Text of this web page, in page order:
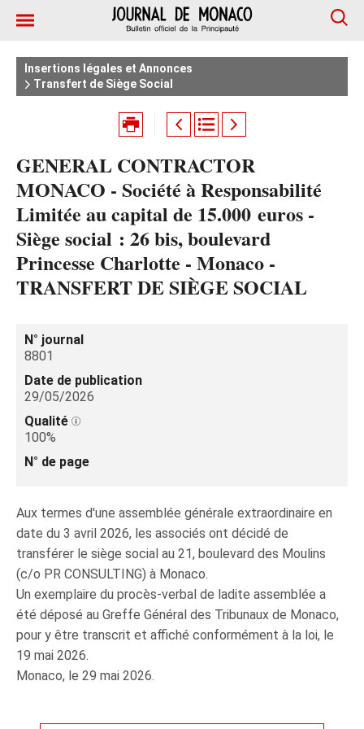
Insertions légales et Annonces
Transfert de Siège Social
GENERAL CONTRACTOR
MONACO - Société à Responsabilité
Limitée au capital de 15.000 euros -
Siège social : 26 bis, boulevard
Princesse Charlotte - Monaco -
TRANSFERT DE SIÈGE SOCIAL
N° journal
8801
Date de publication
29/05/2026
Qualité
100%
N° de page
Aux termes d'une assemblée générale extraordinaire en
date du 3 avril 2026, les associés ont décidé de
transférer le siège social au 21, boulevard des Moulins
(c/o PR CONSULTING) à Monaco.
Un exemplaire du procès-verbal de ladite assemblée a
été déposé au Greffe Général des Tribunaux de Monaco,
pour y être transcrit et affiché conformément à la loi, le
19 mai 2026.
Monaco, le 29 mai 2026.